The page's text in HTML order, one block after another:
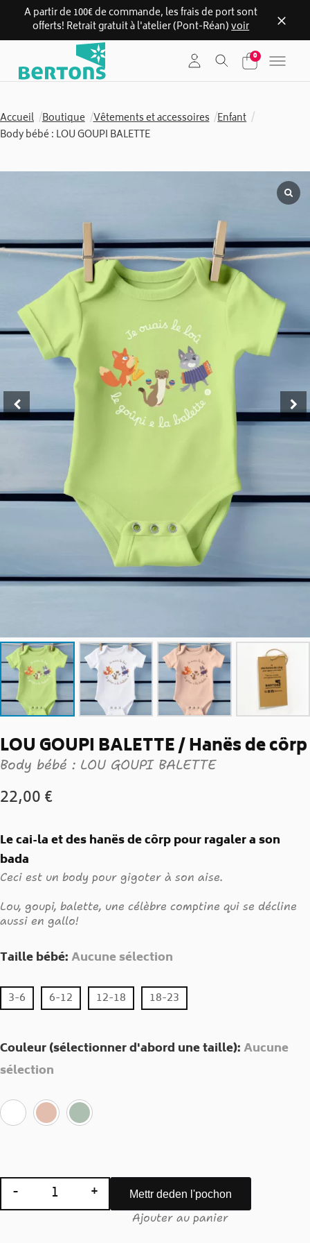
A partir de 100€ de commande, les frais de port sont
offerts! Retrait gratuit à l'atelier (Pont-Réan)voir
content
0
Accueil /Boutique /Vêtements et accessoires /Enfant /
Body bébé : LOU GOUPI BALETTE
LOU GOUPI BALETTE / Hanës de côrp
Body bébé : LOU GOUPI BALETTE
22,00€
Le cai-la et des hanës de côrp pour ragaler a son
bada
Ceci est un body pour gigoter à son aise.
Lou, goupi, balette, une célèbre comptine qui se décline
aussi en gallo!
Taille bébé:Aucune sélection
3-6 6-12 12-18 18-23
Couleur (sélectionner d'abord une taille):Aucune
sélection
quantité de Body bébé : LOU GOUPI BALETTE
- + Mettr deden l'pochon
Ajouter au panier